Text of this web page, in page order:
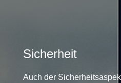
Sicherheit
Auch der